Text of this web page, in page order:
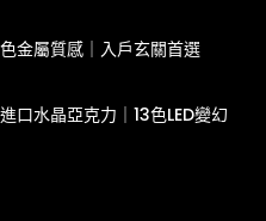
金屬質感｜入戶玄關首選
口水晶亞克力｜13色LED變幻